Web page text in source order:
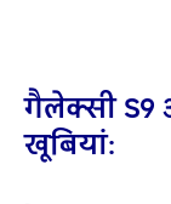
गैलेक्सी S9
खूबियां: